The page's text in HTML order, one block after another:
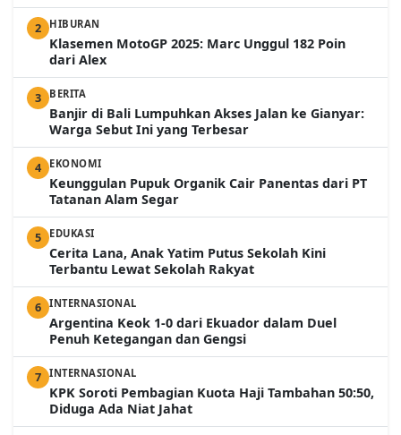
2 HIBURAN
Klasemen MotoGP 2025: Marc Unggul 182 Poin
dari Alex
3 BERITA
Banjir di Bali Lumpuhkan Akses Jalan ke Gianyar:
Warga Sebut Ini yang Terbesar
4 EKONOMI
Keunggulan Pupuk Organik Cair Panentas dari PT
Tatanan Alam Segar
5 EDUKASI
Cerita Lana, Anak Yatim Putus Sekolah Kini
Terbantu Lewat Sekolah Rakyat
6 INTERNASIONAL
Argentina Keok 1-0 dari Ekuador dalam Duel
Penuh Ketegangan dan Gengsi
7 INTERNASIONAL
KPK Soroti Pembagian Kuota Haji Tambahan 50:50,
Diduga Ada Niat Jahat